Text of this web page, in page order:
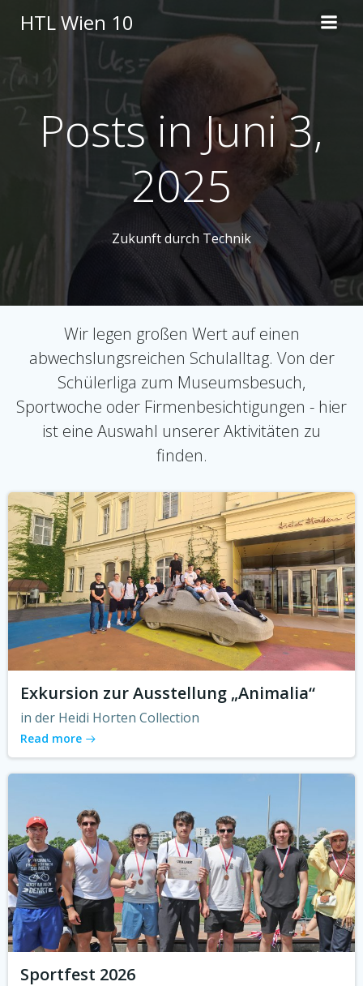
content
HTL Wien 10
Posts in Juni 3,
2025
Zukunft durch Technik
Wir legen großen Wert auf einen
abwechslungsreichen Schulalltag. Von der
Schülerliga zum Museumsbesuch,
Sportwoche oder Firmenbesichtigungen - hier
ist eine Auswahl unserer Aktivitäten zu
finden.
Exkursion zur Ausstellung „Animalia“
in der Heidi Horten Collection
Read more
Sportfest 2026